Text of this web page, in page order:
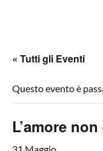
« Tutti gli Eventi
Questo evento è
L’amore